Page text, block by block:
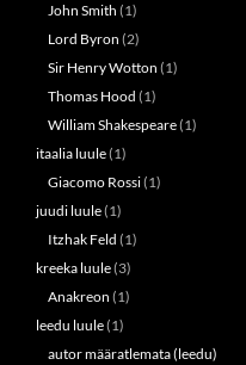
John Smith (1)
Lord Byron (2)
Sir Henry Wotton (1)
Thomas Hood (1)
William Shakespeare(1)
itaalia luule(1)
Giacomo Rossi(1)
juudi luule(1)
Itzhak Feld (1)
kreeka luule(3)
Anakreon (1)
leedu luule(1)
autor määratlemata (leedu)